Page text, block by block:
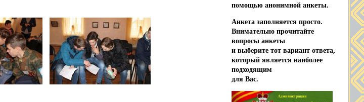
помощью анонимной анкеты.
Анкета заполняется просто.
Внимательно прочитайте
вопросы анкеты
и выберите тот вариант ответа,
который является наиболее
подходящим
для Вас.